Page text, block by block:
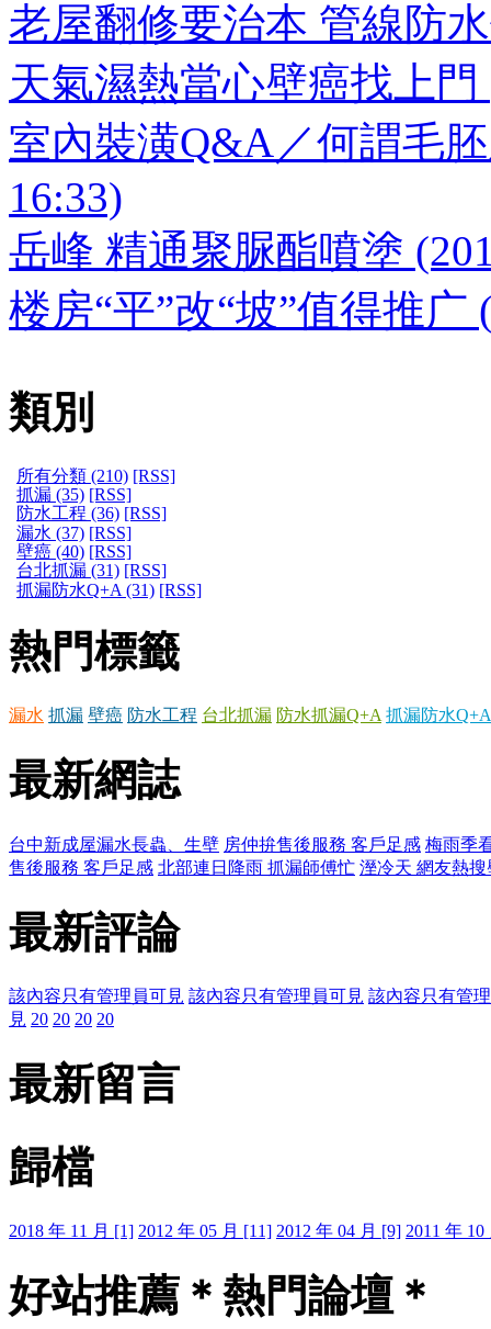
老屋翻修要治本 管線防
天氣濕熱當心壁癌找上門
室內裝潢Q&A／何謂毛
16:33)
岳峰 精通聚脲酯噴塗
楼房“平”改“坡”值得推广
類別
所有分類 (210) [RSS]
抓漏 (35) [RSS]
防水工程 (36) [RSS]
漏水 (37) [RSS]
壁癌 (40) [RSS]
台北抓漏 (31) [RSS]
抓漏防水Q+A (31) [RSS]
熱門標籤
漏水 抓漏 壁癌 防水工程 台北抓漏 防水抓漏Q+A 抓漏防水Q+A
最新網誌
台中新成屋漏水長蟲、生壁 房仲拚售後服務 客戶足感 梅雨季
售後服務 客戶足感 北部連日降雨 抓漏師傅忙 溼冷天 網友熱
最新評論
該內容只有管理員可見 該內容只有管理員可見 該內容只有管
見 20 20 20 20
最新留言
歸檔
2018 年 11 月 [1] 2012 年 05 月 [11] 2012 年 04 月 [9] 2011 年 10
好站推薦＊熱門論壇＊